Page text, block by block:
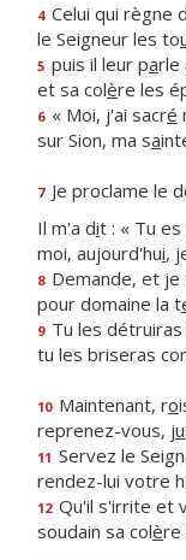
4 Celui qui règne
le Seigneur les to
5 puis il leur parle
et sa colère les
6 « Moi, j'ai sacré
sur Sion, ma sa
7 Je proclame le
Il m'a dit : « Tu es
moi, aujourd'hui,
8 Demande, et
pour domaine la t
9 Tu les
tu les briseras
10 Maintenant, ro
reprenez-vous, ju
11 Servez le
rendez-lui votre
12 Qu'il s'irrite et
soudain sa colère